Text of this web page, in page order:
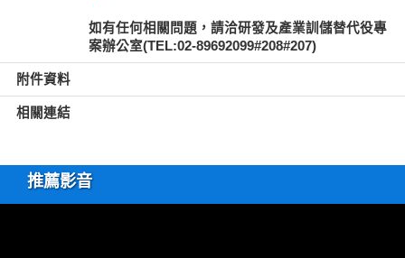
如有任何相關問題，請洽研發及產業訓儲替代役專
案辦公室(TEL:02-89692099#208#207)
附件資料
相關連結
推薦影音